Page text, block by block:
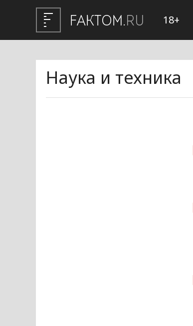
18+
Наука и техника